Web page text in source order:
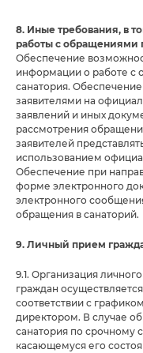
8. Иные требования, в
работы с обращениями
Обеспечение
информации о работе с
санатория.
заявителями на
заявлений и иных
рассмотрения
заявителей
использованием
Обеспечение при
форме электронного
электронного
обращения в санаторий.
9. Личный прием
9.1. Организация
граждан
соответствии с
директором. В случае
санатория по срочному
касающемуся его